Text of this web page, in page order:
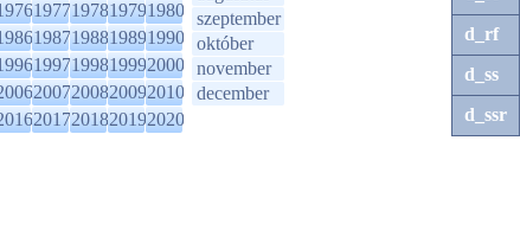
1977197819791980
1987198819891990
1997199819992000
2007200820092010
2017201820192020
szeptember
október
november
december
d_rf
d_ss
d_ssr